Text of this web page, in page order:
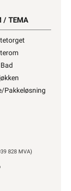
/ TEMA
Bad
Pakkeløsning
828 MVA)